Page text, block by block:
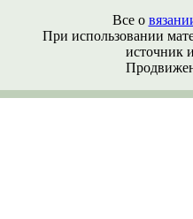
Все о
При использовании
источник